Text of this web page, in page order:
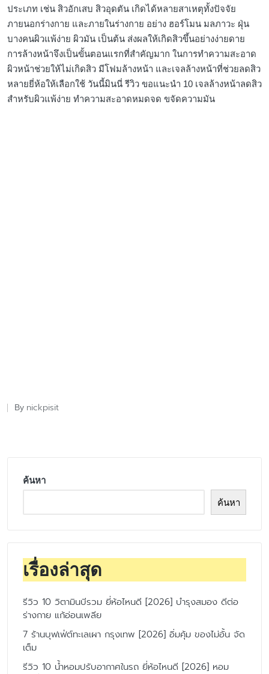
ประเภท เช่น สิวอักเสบ สิวอุดตัน เกิดได้หลายสาเหตุทั้งปัจจัย
ภายนอกร่างกาย และภายในร่างกาย อย่าง ฮอร์โมน มลภาวะ ฝุ่น
บางคนผิวแพ้ง่าย ผิวมัน เป็นต้น ส่งผลให้เกิดสิวขึ้นอย่างง่ายดาย
การล้างหน้าจึงเป็นขั้นตอนแรกที่สำคัญมาก ในการทำความสะอาด
ผิวหน้าช่วยให้ไม่เกิดสิว มีโฟมล้างหน้า และเจลล้างหน้าที่ช่วยลดสิว
หลายยี่ห้อให้เลือกใช้ วันนี้มินนี่ รีวิว ขอแนะนำ 10 เจลล้างหน้าลดสิว
สำหรับผิวแพ้ง่าย ทำความสะอาดหมดจด ขจัดความมัน
Posted
By nickpisit
ค้นหา
ค้นหา
เรื่องล่าสุด
รีวิว 10 วิตามินบีรวม ยี่ห้อไหนดี [2026] บำรุงสมอง ดีต่อ
ร่างกาย แก้อ่อนเพลีย
7 ร้านบุฟเฟ่ต์ทะเลเผา กรุงเทพ [2026] อิ่มคุ้ม ของไม่อั้น จัด
เต็ม
รีวิว 10 น้ำหอมปรับอากาศในรถ ยี่ห้อไหนดี [2026] หอม